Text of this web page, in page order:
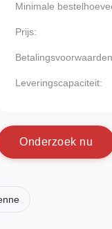
Minimale
Prijs:
Leveringscapaciteit:
Onderzoek nu